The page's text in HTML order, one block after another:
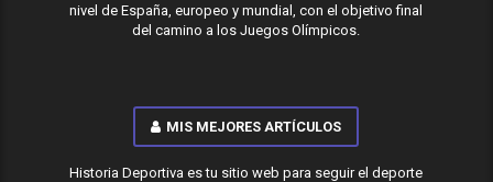
nivel de España, europeo y mundial, con el objetivo final
del camino a los Juegos Olímpicos.
MIS MEJORES ARTÍCULOS
Historia Deportiva es tu sitio web para seguir el deporte